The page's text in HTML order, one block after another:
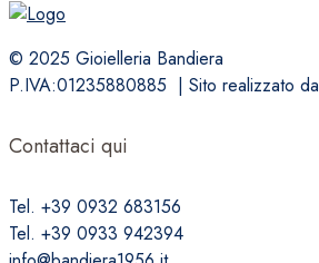
© 2025 Gioielleria Bandiera
P.IVA:01235880885 | Sito realizzato da
Contattaci qui
Tel. +39 0932 683156
Tel. +39 0933 942394